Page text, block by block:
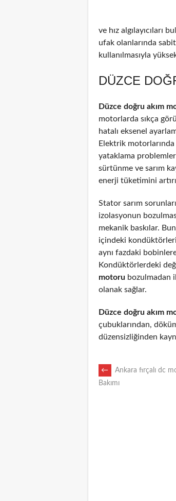
ve hız algılayıcıları
ufak olanlarında
kullanılmasıyla
DÜZCE
Düzce doğru akım
motorlarda sıkça
hatalı eksenel
Elektrik motorlarında
yataklama
sürtünme ve sarım
enerji tüketimini
Stator sarım
izolasyonun
mekanik baskılar.
içindeki
aynı fazdaki
Kondüktörlerdeki
motoru bozulmadan
olanak sağlar.
Düzce doğru akım
çubuklarından,
düzensizliğinden
POST
←
Ankara fırçalı dc
Bakımı